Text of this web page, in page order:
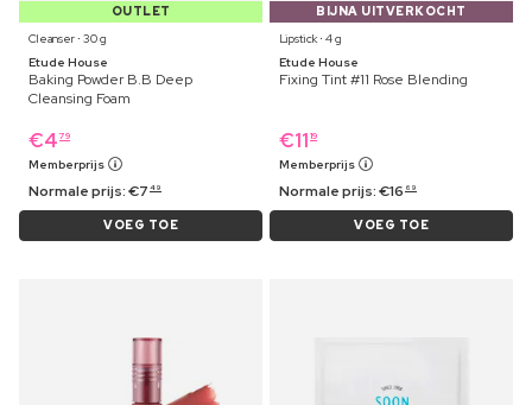
OUTLET
Cleanser ⋅ 30 g
Etude House
Baking Powder B.B Deep
Cleansing Foam
€4 79
Memberprijs
Normale prijs:€7 49
VOEG TOE
BIJNA UITVERKOCHT
Lipstick ⋅ 4 g
Etude House
Fixing Tint #11 Rose Blending
€11 19
Memberprijs
Normale prijs:€16 69
VOEG TOE